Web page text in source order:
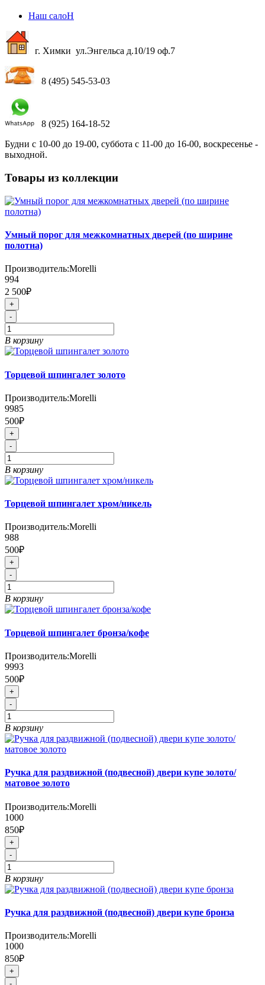
Наш салоН
г. Химки ул.Энгельса д.10/19 оф.7
8 (495) 545-53-03
8 (925) 164-18-52
Будни с 10-00 до 19-00, суббота с 11-00 до 16-00, воскресенье -
выходной.
Товары из коллекции
Умный порог для межкомнатных дверей (по ширине
полотна)
Производитель:Morelli
994
2 500₽
+
-
В корзину
Торцевой шпингалет золото
Производитель:Morelli
9985
500₽
+
-
В корзину
Торцевой шпингалет хром/никель
Производитель:Morelli
988
500₽
+
-
В корзину
Торцевой шпингалет бронза/кофе
Производитель:Morelli
9993
500₽
+
-
В корзину
Ручка для раздвижной (подвесной) двери купе золото/
матовое золото
Производитель:Morelli
1000
850₽
+
-
В корзину
Ручка для раздвижной (подвесной) двери купе бронза
Производитель:Morelli
1000
850₽
+